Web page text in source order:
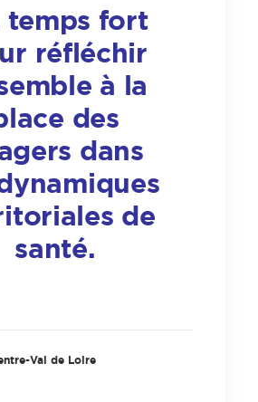
temps fort
réfléchir
à la
des
dans
de
santé.
Val de Loire